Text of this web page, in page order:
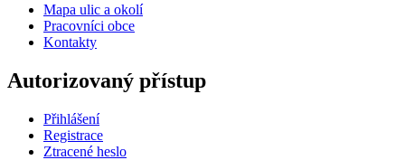
Mapa ulic a okolí
Pracovníci obce
Kontakty
Autorizovaný přístup
Přihlášení
Registrace
Ztracené heslo